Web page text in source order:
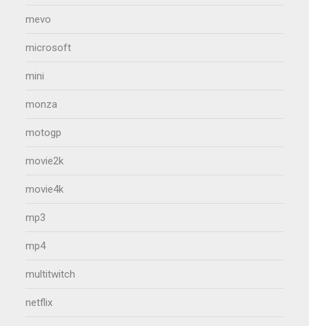
mevo
microsoft
mini
monza
motogp
movie2k
movie4k
mp3
mp4
multitwitch
netflix